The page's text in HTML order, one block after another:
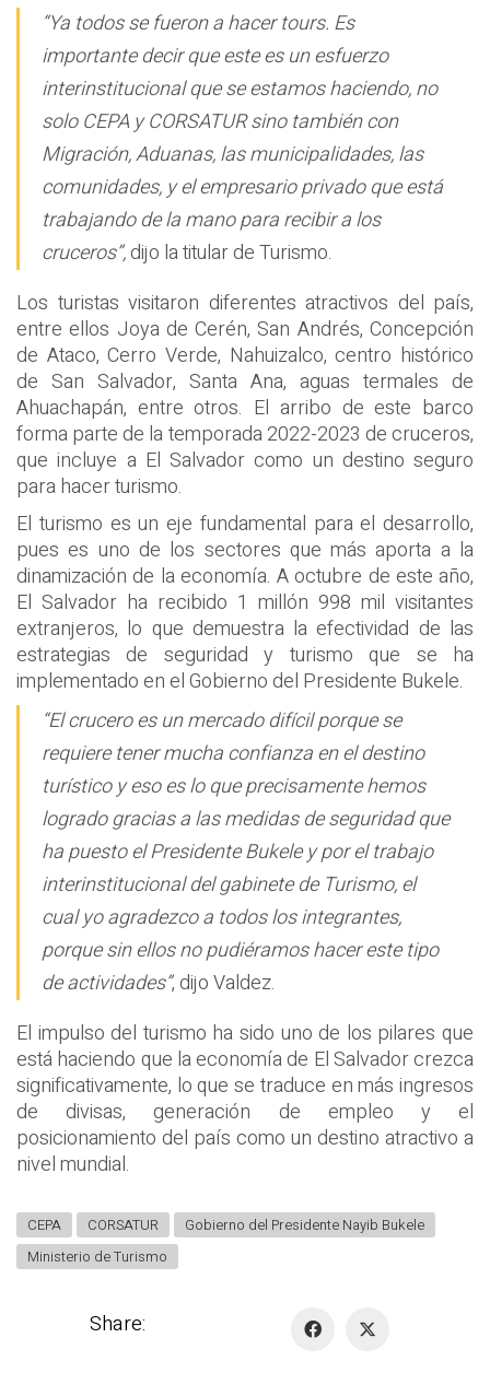
“Ya todos se fueron a hacer tours. Es
importante decir que este es un esfuerzo
interinstitucional que se estamos haciendo, no
solo CEPA y CORSATUR sino también con
Migración, Aduanas, las municipalidades, las
comunidades, y el empresario privado que está
trabajando de la mano para recibir a los
cruceros”,dijo la titular de Turismo.
Los turistas visitaron diferentes atractivos del país,
entre ellos Joya de Cerén, San Andrés, Concepción
de Ataco, Cerro Verde, Nahuizalco, centro histórico
de San Salvador, Santa Ana, aguas termales de
Ahuachapán, entre otros. El arribo de este barco
forma parte de la temporada 2022-2023 de cruceros,
que incluye a El Salvador como un destino seguro
para hacer turismo.
El turismo es un eje fundamental para el desarrollo,
pues es uno de los sectores que más aporta a la
dinamización de la economía. A octubre de este año,
El Salvador ha recibido 1 millón 998 mil visitantes
extranjeros, lo que demuestra la efectividad de las
estrategias de seguridad y turismo que se ha
implementado en el Gobierno del Presidente Bukele.
“El crucero es un mercado difícil porque se
requiere tener mucha confianza en el destino
turístico y eso es lo que precisamente hemos
logrado gracias a las medidas de seguridad que
ha puesto el Presidente Bukele y por el trabajo
interinstitucional del gabinete de Turismo, el
cual yo agradezco a todos los integrantes,
porque sin ellos no pudiéramos hacer este tipo
de actividades”, dijo Valdez.
El impulso del turismo ha sido uno de los pilares que
está haciendo que la economía de El Salvador crezca
significativamente, lo que se traduce en más ingresos
de divisas, generación de empleo y el
posicionamiento del país como un destino atractivo a
nivel mundial.
CEPA CORSATUR
Gobierno del Presidente Nayib Bukele
Ministerio de Turismo
Share: